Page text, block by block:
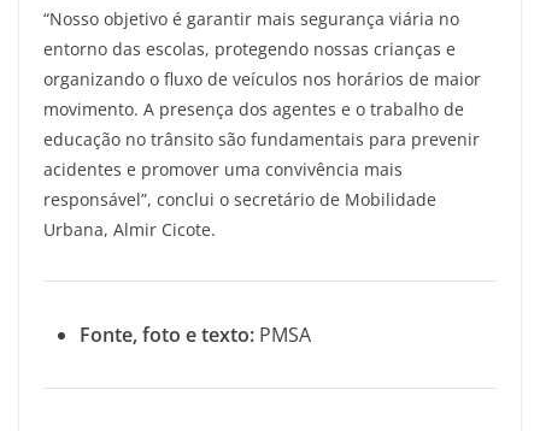
“Nosso objetivo é garantir mais segurança viária no
entorno das escolas, protegendo nossas crianças e
organizando o fluxo de veículos nos horários de maior
movimento. A presença dos agentes e o trabalho de
educação no trânsito são fundamentais para prevenir
acidentes e promover uma convivência mais
responsável”, conclui o secretário de Mobilidade
Urbana, Almir Cicote.
Fonte, foto e texto: PMSA